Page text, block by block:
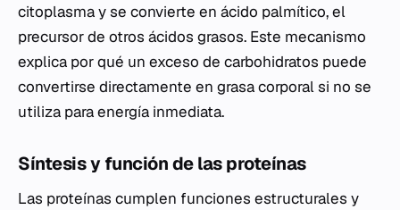
citoplasma y se convierte en ácido palmítico, el
precursor de otros ácidos grasos. Este mecanismo
explica por qué un exceso de carbohidratos puede
convertirse directamente en grasa corporal si no se
utiliza para energía inmediata.
Síntesis y función de las proteínas
Las proteínas cumplen funciones estructurales y